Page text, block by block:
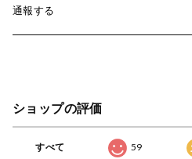
通報する
ショップの評価
すべて 59